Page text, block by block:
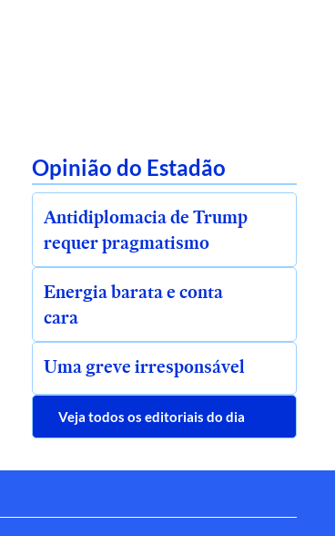
Opinião do Estadão
Antidiplomacia de Trump
requer pragmatismo
Energia barata e conta
cara
Uma greve irresponsável
Veja todos os editoriais do dia